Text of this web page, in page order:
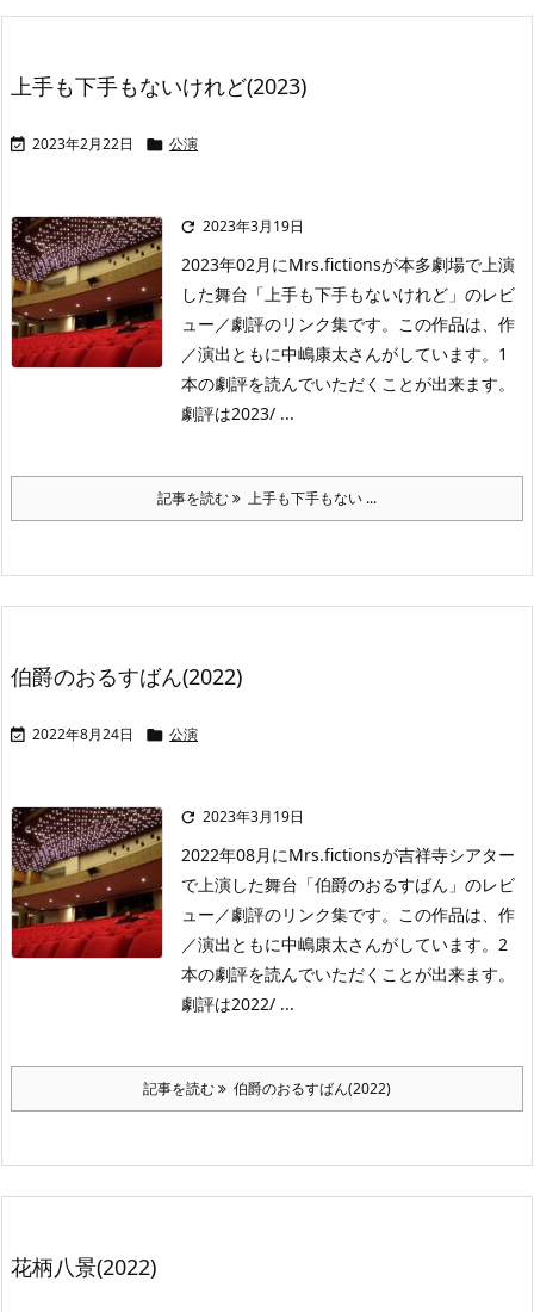
上手も下手もないけれど(2023)
 2023年2月22日  公演
 2023年3月19日
2023年02月にMrs.fictionsが本多劇場で上演
した舞台「上手も下手もないけれど」のレビ
ュー／劇評のリンク集です。この作品は、作
／演出ともに中嶋康太さんがしています。1
本の劇評を読んでいただくことが出来ます。
劇評は2023/ ...
記事を読む 上手も下手もない ...
伯爵のおるすばん(2022)
 2022年8月24日  公演
 2023年3月19日
2022年08月にMrs.fictionsが吉祥寺シアター
で上演した舞台「伯爵のおるすばん」のレビ
ュー／劇評のリンク集です。この作品は、作
／演出ともに中嶋康太さんがしています。2
本の劇評を読んでいただくことが出来ます。
劇評は2022/ ...
記事を読む 伯爵のおるすばん(2022)
花柄八景(2022)